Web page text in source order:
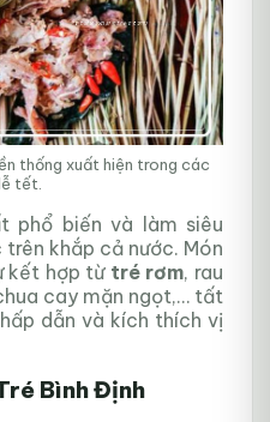
thống xuất hiện trong các
tết.
phổ biến và làm siêu
khắp cả nước. Món
kết hợp từtré rơm, rau
cay mặn ngọt,… tất
dẫn và kích thích vị
Bình Định